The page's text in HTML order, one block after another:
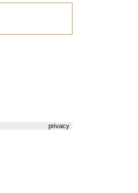
privacy